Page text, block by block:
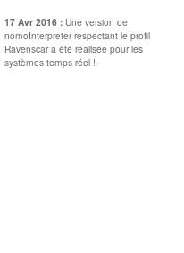
17 Avr 2016 : Une version de
nomoInterpreter respectant le profil
Ravenscar a été réalisée pour les
systèmes temps réel !